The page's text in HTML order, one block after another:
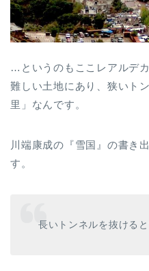
…というのもここレアルデ
難しい土地にあり、狭いト
里」なんです。
川端康成の『雪国』の書き
す。
長いトンネルを抜けると